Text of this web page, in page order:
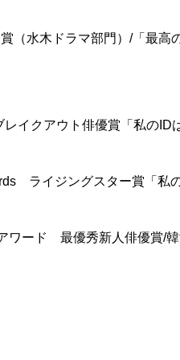
水木ドラマ部門）/「最高
クアウト俳優賞「私のIDは
ライジングスター賞「私の
ード 最優秀新人俳優賞/